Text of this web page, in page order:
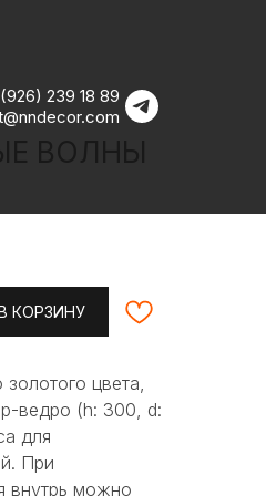
239 18 89
КОРЗИНУ
цвета,
ведро (h: 300, d:
для
При
внутрь можно